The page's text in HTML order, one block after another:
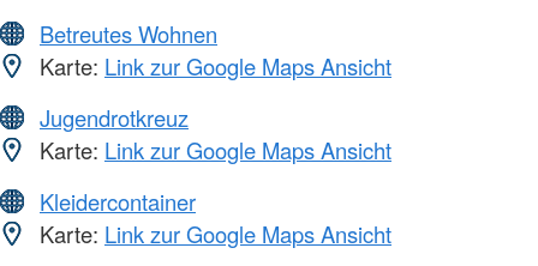
Betreutes Wohnen
Karte: Link zur Google Maps Ansicht
Jugendrotkreuz
Karte: Link zur Google Maps Ansicht
Kleidercontainer
Karte: Link zur Google Maps Ansicht